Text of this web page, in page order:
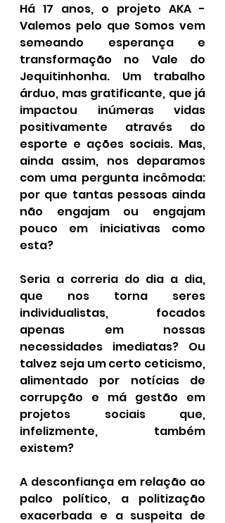
Há 17 anos, o projeto AKA -
Valemos pelo que Somos vem
semeando esperança e
transformação no Vale do
Jequitinhonha. Um trabalho
árduo, mas gratificante, que já
impactou inúmeras vidas
positivamente através do
esporte e ações sociais. Mas,
ainda assim, nos deparamos
com uma pergunta incômoda:
por que tantas pessoas ainda
não engajam ou engajam
pouco em iniciativas como
esta?
Seria a correria do dia a dia,
que nos torna seres
individualistas, focados
apenas em nossas
necessidades imediatas? Ou
talvez seja um certo ceticismo,
alimentado por notícias de
corrupção e má gestão em
projetos sociais que,
infelizmente, também
existem?
A desconfiança em relação ao
palco político, a politização
exacerbada e a suspeita de